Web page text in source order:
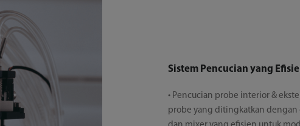
Sistem Pencucian yang
• Pencucian probe interior &
probe yang ditingkatkan dengan